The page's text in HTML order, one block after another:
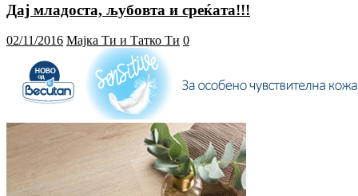
Дај младоста, љубовта и среќата!!!
02/11/2016 Мајка Ти и Татко Ти 0